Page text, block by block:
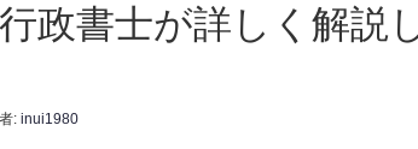
政書士が詳しく解説
: inui1980